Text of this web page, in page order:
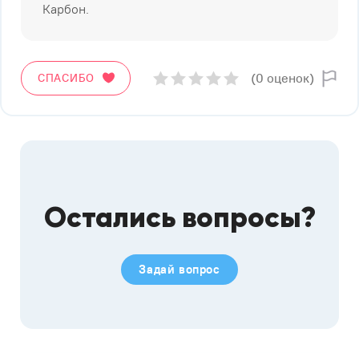
Карбон.
СПАСИБО (0 оценок)
Остались вопросы?
Задай вопрос